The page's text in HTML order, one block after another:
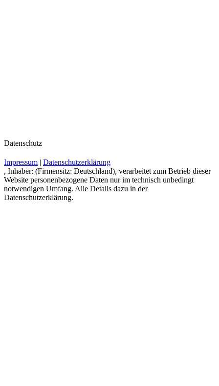
Datenschutz
Impressum | Datenschutzerklärung
, Inhaber: (Firmensitz: Deutschland), verarbeitet zum Betrieb dieser
Website personenbezogene Daten nur im technisch unbedingt
notwendigen Umfang. Alle Details dazu in der
Datenschutzerklärung.